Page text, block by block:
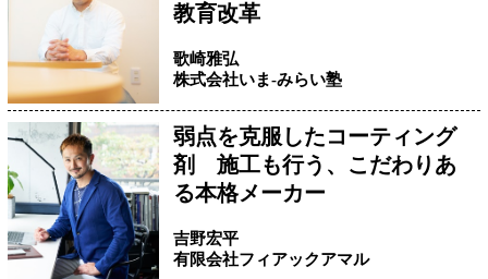
教育改革
歌崎雅弘
株式会社いま-みらい塾
弱点を克服したコーティング
剤 施工も行う、こだわりあ
る本格メーカー
吉野宏平
有限会社フィアックアマル